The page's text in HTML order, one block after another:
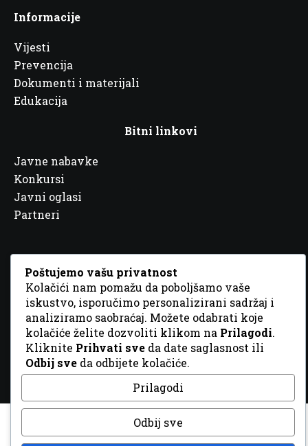
Informacije
Vijesti
Prevencija
Dokumenti i materijali
Edukacija
Bitni linkovi
Javne nabavke
Konkursi
Javni oglasi
Partneri
© 2026 Sva prava zadržana. DizajnGordonDM
Poštujemo vašu privatnost
Kolačići nam pomažu da poboljšamo vaše
iskustvo, isporučimo personalizirani sadržaj i
analiziramo saobraćaj. Možete odabrati koje
kolačiće želite dozvoliti klikom na Prilagodi.
Kliknite Prihvati sve da date saglasnost ili
Odbij sve da odbijete kolačiće.
Prilagodi
Odbij sve